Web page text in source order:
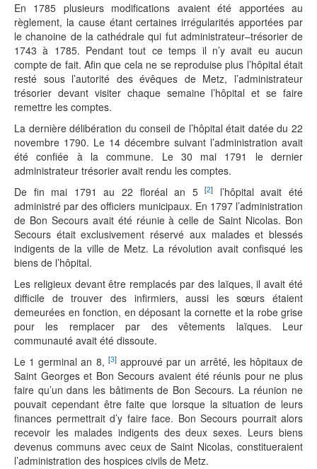
En 1785 plusieurs modifications avaient été apportées au
règlement, la cause étant certaines irrégularités apportées par
le chanoine de la cathédrale qui fut administrateur–trésorier de
1743 à 1785. Pendant tout ce temps il n’y avait eu aucun
compte de fait. Afin que cela ne se reproduise plus l’hôpital était
resté sous l’autorité des évêques de Metz, l’administrateur
trésorier devant visiter chaque semaine l’hôpital et se faire
remettre les comptes.
La dernière délibération du conseil de l’hôpital était datée du 22
novembre 1790. Le 14 décembre suivant l’administration avait
été confiée à la commune. Le 30 mai 1791 le dernier
administrateur trésorier avait rendu les comptes.
De fin mai 1791 au 22 floréal an 5[2]
l’hôpital avait été
administré par des officiers municipaux. En 1797 l’administration
de Bon Secours avait été réunie à celle de Saint Nicolas. Bon
Secours était exclusivement réservé aux malades et blessés
indigents de la ville de Metz. La révolution avait confisqué les
biens de l’hôpital.
Les religieux devant être remplacés par des laïques, il avait été
difficile de trouver des infirmiers, aussi les sœurs étaient
demeurées en fonction, en déposant la cornette et la robe grise
pour les remplacer par des vêtements laïques. Leur
communauté avait été dissoute.
Le 1 germinal an 8, [3]approuvé par un arrêté, les hôpitaux de
Saint Georges et Bon Secours avaient été réunis pour ne plus
faire qu’un dans les bâtiments de Bon Secours. La réunion ne
pouvait cependant être faite que lorsque la situation de leurs
finances permettrait d’y faire face. Bon Secours pourrait alors
recevoir les malades indigents des deux sexes. Leurs biens
devenus communs avec ceux de Saint Nicolas, constitueraient
l’administration des hospices civils de Metz.